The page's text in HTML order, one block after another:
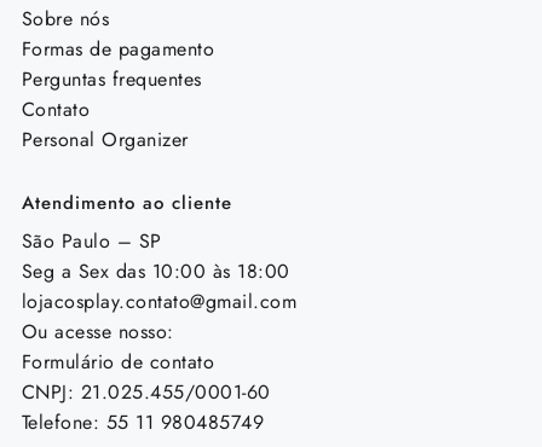
Sobre nós
Formas de pagamento
Perguntas frequentes
Contato
Personal Organizer
Atendimento ao cliente
São Paulo – SP
Seg a Sex das 10:00 às 18:00
lojacosplay.contato@gmail.com
Ou acesse nosso:
Formulário de contato
CNPJ: 21.025.455/0001-60
Telefone: 55 11 980485749